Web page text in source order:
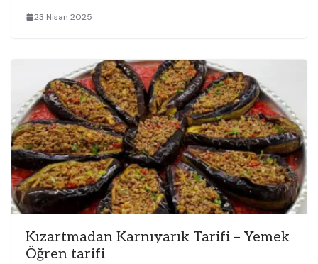
23 Nisan 2025
Kızartmadan Karnıyarık Tarifi – Yemek
Öğren tarifi